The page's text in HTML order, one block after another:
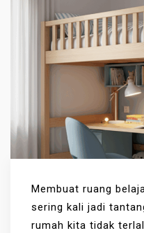
Membuat ruang
sering kali jadi
rumah kita tidak